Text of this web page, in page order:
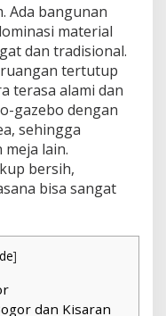
Ada bangunan
material
dan tradisional.
tertutup
terasa alami dan
gazebo dengan
sehingga
lain.
bersih,
bisa sangat
]
dan Kisaran